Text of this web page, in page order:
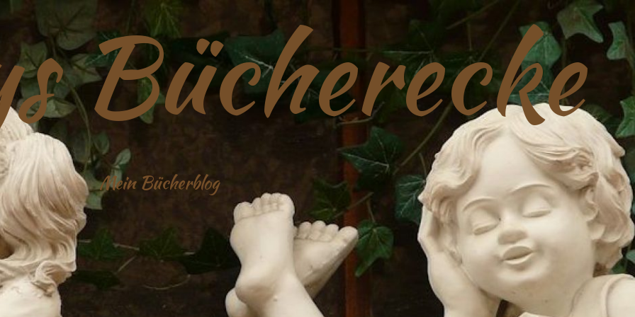
Bücherecke
Mein Bücherblog